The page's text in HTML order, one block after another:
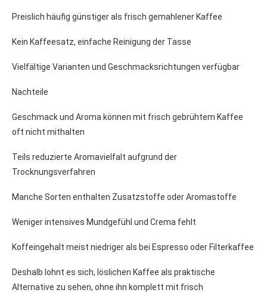
Preislich häufig günstiger als frisch gemahlener Kaffee
Kein Kaffeesatz, einfache Reinigung der Tasse
Vielfältige Varianten und Geschmacksrichtungen verfügbar
Nachteile
Geschmack und Aroma können mit frisch gebrühtem Kaffee
oft nicht mithalten
Teils reduzierte Aromavielfalt aufgrund der
Trocknungsverfahren
Manche Sorten enthalten Zusatzstoffe oder Aromastoffe
Weniger intensives Mundgefühl und Crema fehlt
Koffeingehalt meist niedriger als bei Espresso oder Filterkaffee
Deshalb lohnt es sich, löslichen Kaffee als praktische
Alternative zu sehen, ohne ihn komplett mit frisch